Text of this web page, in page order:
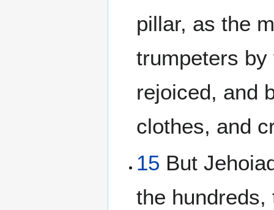
pillar, as the
trumpeters
rejoiced, and
clothes, and
15 But
the